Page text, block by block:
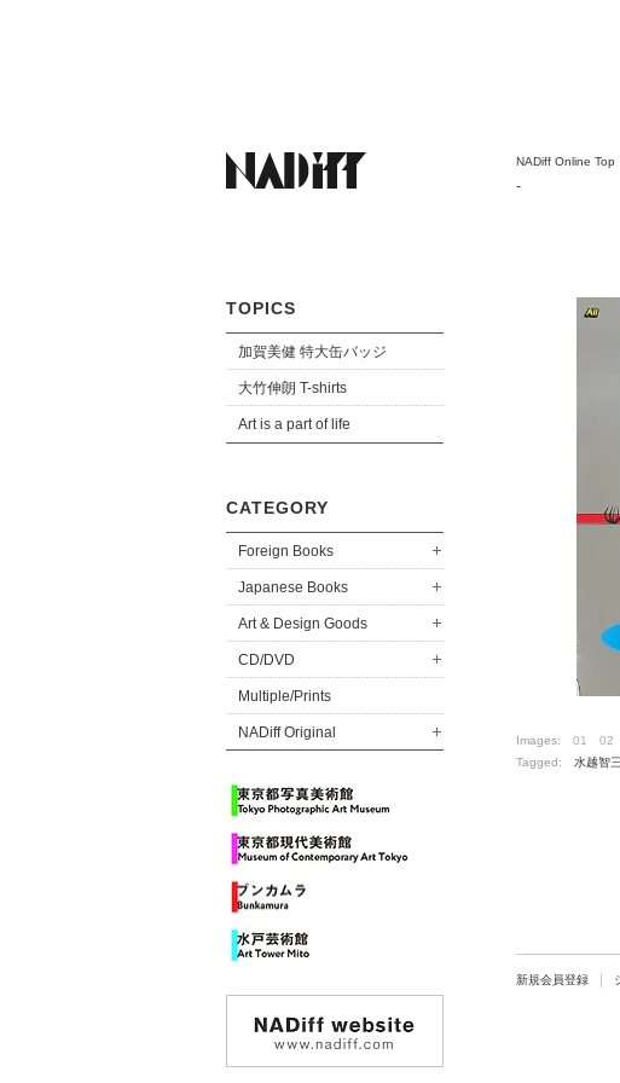
TOPICS
加賀美健 特大缶バッジ
大竹伸朗 T-shirts
Art is a part of life
CATEGORY
Foreign Books
Japanese Books
Art & Design Goods
CD/DVD
Multiple/Prints
NADiff Original
NADiff Online Top
-
Images: 01 02
Tagged: 水越智三
新規会員登録